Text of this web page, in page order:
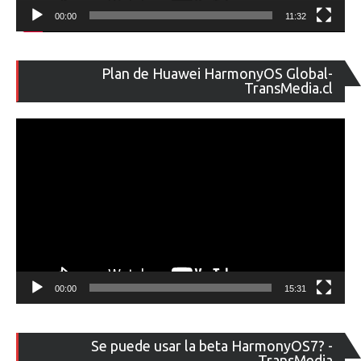
00:00 11:32
Plan de Huawei HarmonyOS Global-
TransMedia.cl
de
00:00 15:31
Se puede usar la beta HarmonyOS7? -
de